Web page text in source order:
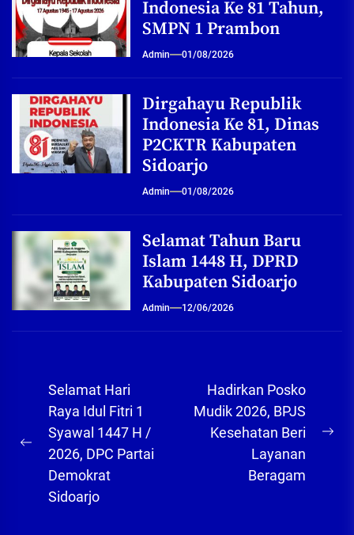
Indonesia Ke 81 Tahun,
SMPN 1 Prambon
Admin 01/08/2026
Dirgahayu Republik
Indonesia Ke 81, Dinas
P2CKTR Kabupaten
Sidoarjo
Admin 01/08/2026
Selamat Tahun Baru
Islam 1448 H, DPRD
Kabupaten Sidoarjo
Admin 12/06/2026
Navigasi
pos
Previous
post:
Selamat Hari
Raya Idul Fitri 1
Syawal 1447 H /
2026, DPC Partai
Demokrat
Sidoarjo
Hadirkan Posko
Mudik 2026, BPJS
Kesehatan Beri
Layanan
Beragam